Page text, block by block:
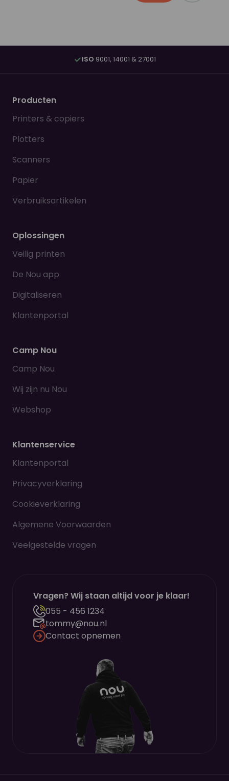
ISO 9001, 14001 & 27001
Producten
Printers & copiers
Plotters
Scanners
Papier
Verbruiksartikelen
Oplossingen
Veilig printen
De Nou app
Digitaliseren
Klantenportal
Camp Nou
Camp Nou
Wij zijn nu Nou
Webshop
Klantenservice
Klantenportal
Privacyverklaring
Cookieverklaring
Algemene Voorwaarden
Veelgestelde vragen
Vragen? Wij staan altijd voor je klaar!
055 - 456 1234
tommy@nou.nl
Contact opnemen